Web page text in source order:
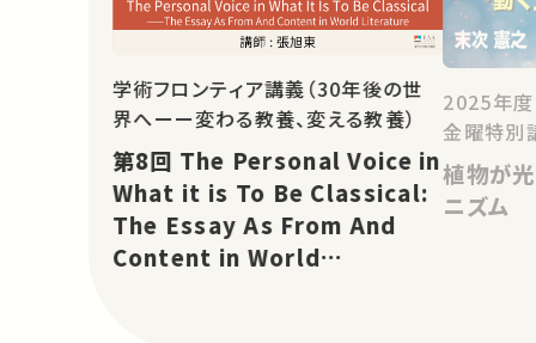
学術フロンティア講義（30年後の世
界へーー変わる教養、変える教養）
第8回 The Personal Voice in
What it is To Be Classical:
The Essay As From And
Content in World
2025年度
金曜特別
植物が光
ニズム